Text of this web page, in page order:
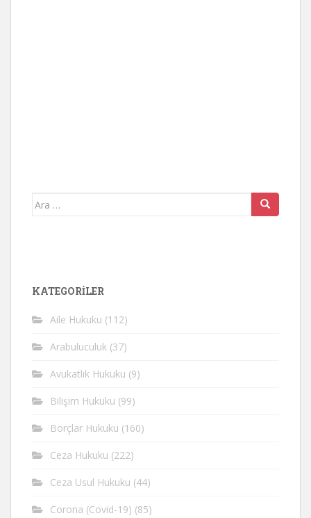
Arama
KATEGORİLER
Aile Hukuku (112)
Arabuluculuk (37)
Avukatlık Hukuku (9)
Bilişim Hukuku (99)
Borçlar Hukuku (160)
Ceza Hukuku (222)
Ceza Usul Hukuku (44)
Corona (Covid-19) (85)